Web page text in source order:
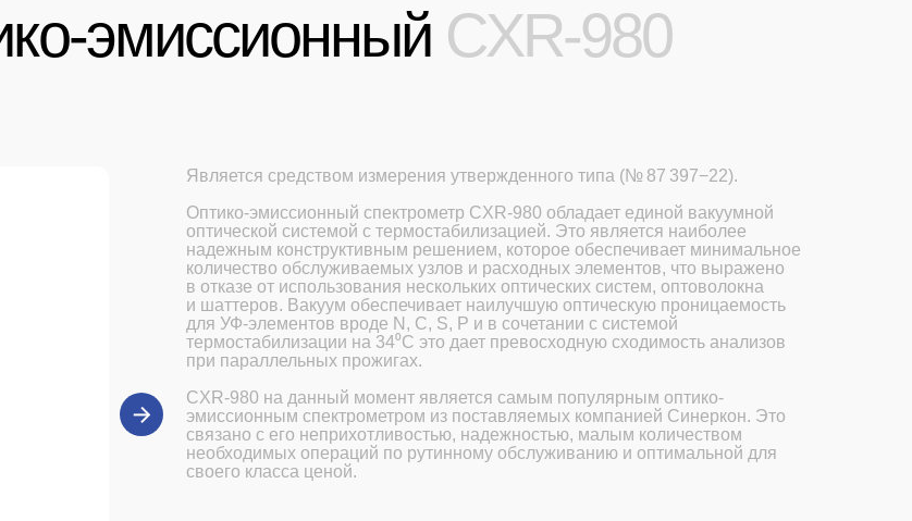
эмиссионный CXR-980
Является средством измерения утвержденного типа (№ 87 397−22).
Оптико-эмиссионный спектрометр CXR-980 обладает единой вакуумной
оптической системой с термостабилизацией. Это является наиболее
надежным конструктивным решением, которое обеспечивает минимальное
количество обслуживаемых узлов и расходных элементов, что выражено
в отказе от использования нескольких оптических систем, оптоволокна
и шаттеров. Вакуум обеспечивает наилучшую оптическую проницаемость
для УФ-элементов вроде N, C, S, P и в сочетании с системой
термостабилизации на 34⁰С это дает превосходную сходимость анализов
при параллельных прожигах.
CXR-980 на данный момент является самым популярным оптико-
эмиссионным спектрометром из поставляемых компанией Синеркон. Это
связано с его неприхотливостью, надежностью, малым количеством
необходимых операций по рутинному обслуживанию и оптимальной для
своего класса ценой.